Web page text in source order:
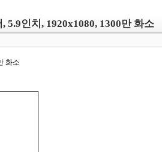
인치, 1920x1080, 1300만 화소
화소